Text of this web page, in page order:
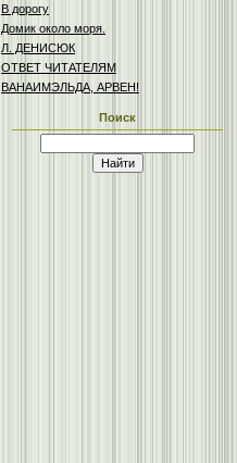
В дорогу
Домик около моря.
Л. ДЕНИСЮК
ОТВЕТ ЧИТАТЕЛЯМ
ВАНАИМЭЛЬДА, АРВЕН!
Поиск